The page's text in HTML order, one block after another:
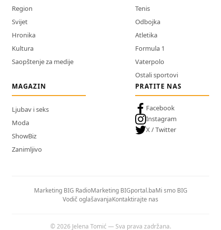
Region
Svijet
Hronika
Kultura
Saopštenje za medije
Tenis
Odbojka
Atletika
Formula 1
Vaterpolo
Ostali sportovi
MAGAZIN
Ljubav i seks
Moda
ShowBiz
Zanimljivo
PRATITE NAS
Facebook
Instagram
X / Twitter
Marketing BIG RadioMarketing BIGportal.baMi smo BIG
Vodič oglašavanjaKontaktirajte nas
© 2026 Jelena Tomić — Sva prava zadržana.